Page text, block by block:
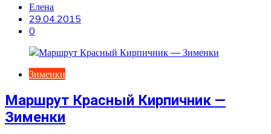
Елена
29.04.2015
0
Зименки
Маршрут Красный Кирпичник —
Зименки